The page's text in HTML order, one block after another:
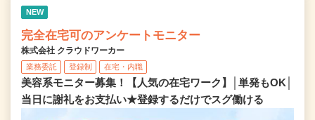
NEW
完全在宅可のアンケートモニター
株式会社 クラウドワーカー
業務委託 登録制 在宅・内職
美容系モニター募集！【人気の在宅ワーク】│単発もOK│
当日に謝礼をお支払い★登録するだけでスグ働ける